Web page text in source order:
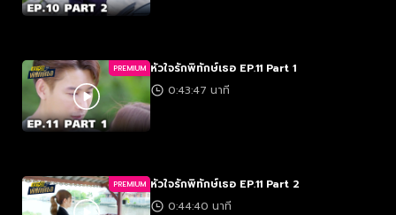
PREMIUM หัวใจรักพิทักษ์เธอ EP.11 Part 1
0:43:47 นาที
PREMIUM หัวใจรักพิทักษ์เธอ EP.11 Part 2
0:44:40 นาที